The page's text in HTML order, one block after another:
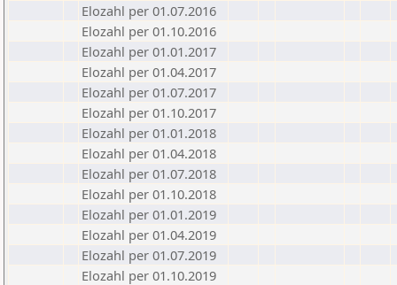
Elozahl per 01.07.2016
Elozahl per 01.10.2016
Elozahl per 01.01.2017
Elozahl per 01.04.2017
Elozahl per 01.07.2017
Elozahl per 01.10.2017
Elozahl per 01.01.2018
Elozahl per 01.04.2018
Elozahl per 01.07.2018
Elozahl per 01.10.2018
Elozahl per 01.01.2019
Elozahl per 01.04.2019
Elozahl per 01.07.2019
Elozahl per 01.10.2019